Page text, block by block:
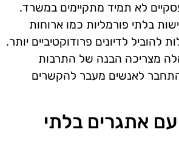
לא תמיד מתקיימים במשרד.
בלתי פורמליות כמו ארוחות
להוביל לדיונים פרודוקטיביים יותר.
מצריכה הבנה של התרבות
לאנשים מעבר להקשרים
אתגרים בלתי